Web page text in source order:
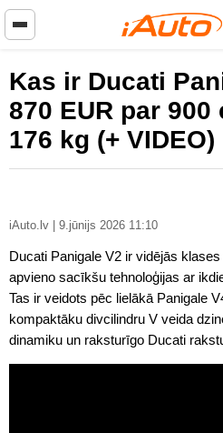
Kas ir Ducati
870 EUR par 900
176 kg (+ VIDEO)
iAuto.lv | 9.jūnijs 2026 11:10
Ducati Panigale V2 ir vidējās
apvieno sacīkšu tehnoloģijas ar
Tas ir veidots pēc lielākā Panigale
kompaktāku divcilindru V veida
dinamiku un raksturīgo Ducati